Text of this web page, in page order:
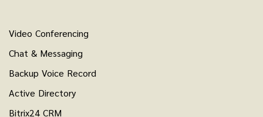
Video Conferencing
Chat & Messaging
Backup Voice Record
Active Directory
Bitrix24 CRM